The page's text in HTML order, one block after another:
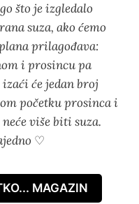
što je izgledalo
suza, ako ćemo
prilagođava:
i prosincu pa
će jedan broj
početku prosinca i
više biti suza.
♡
MAGAZIN